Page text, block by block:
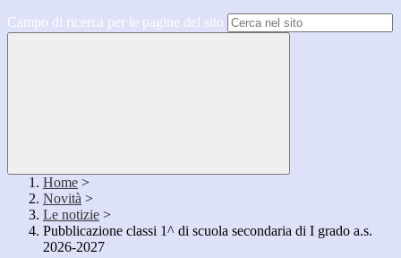
Campo di ricerca per le pagine del sito
Home >
Novità >
Le notizie >
Pubblicazione classi 1^ di scuola secondaria di I grado a.s.
2026-2027